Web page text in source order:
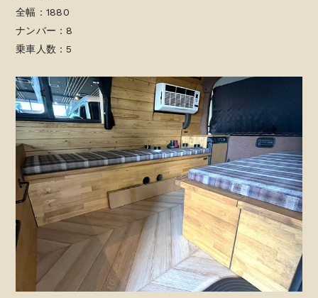
全幅：1880
ナンバー：8
乗車人数：5